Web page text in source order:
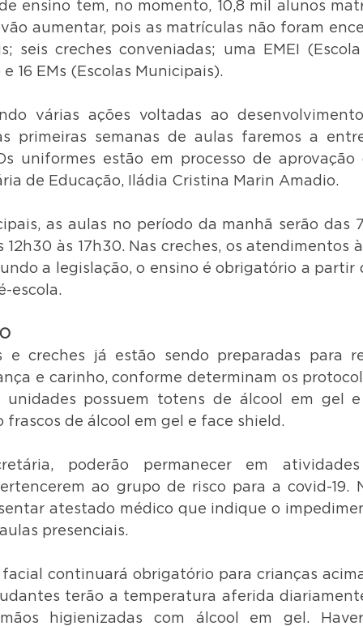
ensino tem, no momento, 10,8 mil alunos
aumentar, pois as matrículas não foram
seis creches conveniadas; uma EMEI
16 EMs (Escolas Municipais).
várias ações voltadas ao
primeiras semanas de aulas faremos a
uniformes estão em processo de aprovação
de Educação, Iládia Cristina Marin Amadio.
as aulas no período da manhã serão das
às 17h30. Nas creches, os atendimentos
a legislação, o ensino é obrigatório a partir
escola.
e creches já estão sendo preparadas para
e carinho, conforme determinam os
unidades possuem totens de álcool em gel
frascos de álcool em gel e face shield.
poderão permanecer em
ao grupo de risco para a covid-19.
atestado médico que indique o
presenciais.
facial continuará obrigatório para crianças
terão a temperatura aferida
higienizadas com álcool em gel.